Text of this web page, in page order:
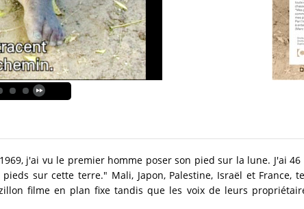
j'ai vu le premier homme poser son pied sur la lune. J'ai
sur cette terre." Mali, Japon, Palestine, Israël et France,
filme en plan fixe tandis que les voix de leurs